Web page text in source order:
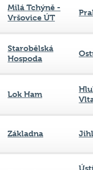
Milá Tchýně -
Vršovice ÚT
Starobělská
Hospoda
Lok Ham
Základna